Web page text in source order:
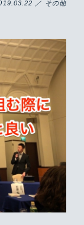
／ その他